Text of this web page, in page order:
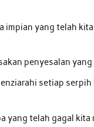
impian yang telah
penyesalan
setiap serpih
yang telah gagal kita